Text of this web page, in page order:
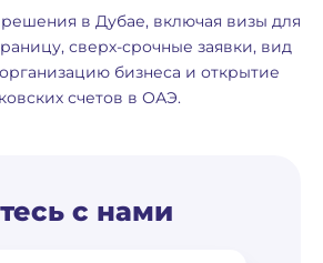
в Дубае, включая визы для
сверх-срочные заявки, вид
бизнеса и открытие
счетов в ОАЭ.
с нами